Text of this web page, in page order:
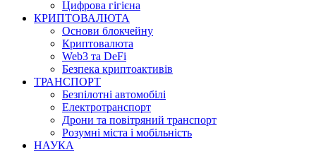
Цифрова гігієна
КРИПТОВАЛЮТА
Основи блокчейну
Криптовалюта
Web3 та DeFi
Безпека криптоактивів
ТРАНСПОРТ
Безпілотні автомобілі
Електротранспорт
Дрони та повітряний транспорт
Розумні міста і мобільність
НАУКА